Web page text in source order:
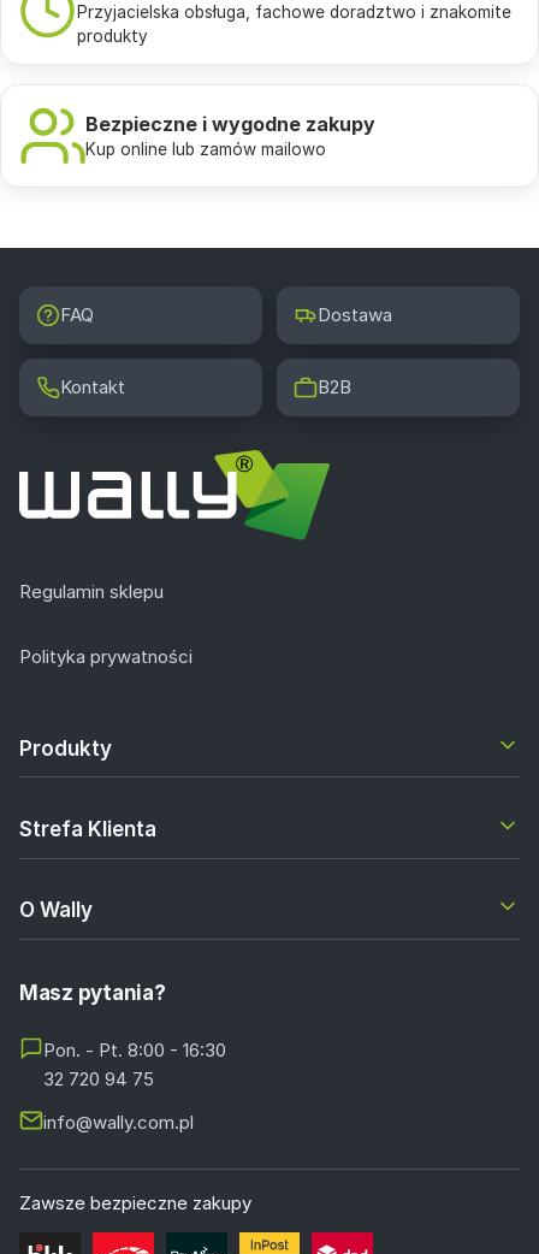
Przyjacielska obsługa, fachowe doradztwo i znakomite
produkty
Bezpieczne i wygodne zakupy
Kup online lub zamów mailowo
FAQ Dostawa
Kontakt B2B
Regulamin sklepu
Polityka prywatności
Produkty
Strefa Klienta
O Wally
Masz pytania?
Pon. - Pt. 8:00 - 16:30
32 720 94 75
info@wally.com.pl
Zawsze bezpieczne zakupy